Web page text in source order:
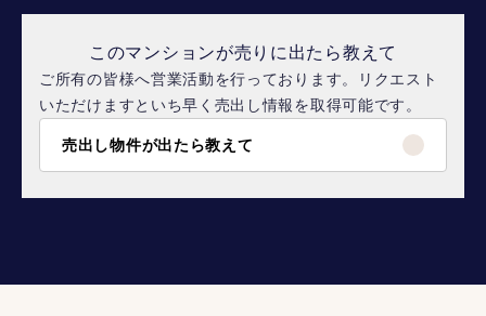
このマンションが売りに出たら教えて
ご所有の皆様へ営業活動を行っております。リクエスト
いただけますといち早く売出し情報を取得可能です。
売出し物件が出たら教えて